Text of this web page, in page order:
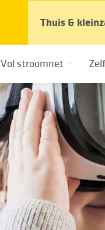
Thuis &
Vol stroomnet